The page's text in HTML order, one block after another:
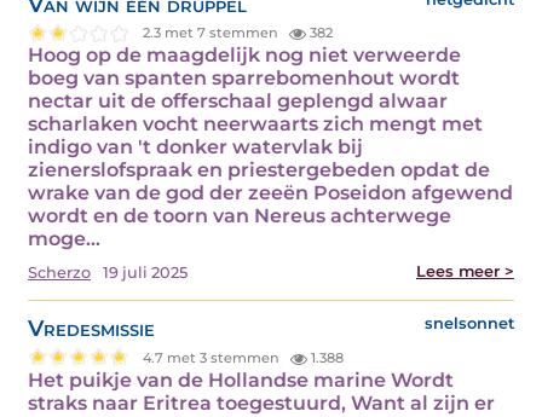
2.3 met 7 stemmen 382
Hoog op de maagdelijk nog niet verweerde
boeg van spanten sparrebomenhout wordt
nectar uit de offerschaal geplengd alwaar
scharlaken vocht neerwaarts zich mengt met
indigo van 't donker watervlak bij
zienerslofspraak en priestergebeden opdat de
wrake van de god der zeeën Poseidon afgewend
wordt en de toorn van Nereus achterwege
moge…
Scherzo 19 juli 2025 Lees meer >
Vredesmissie snelsonnet
4.7 met 3 stemmen 1.388
Het puikje van de Hollandse marine Wordt
straks naar Eritrea toegestuurd, Want al zijn er